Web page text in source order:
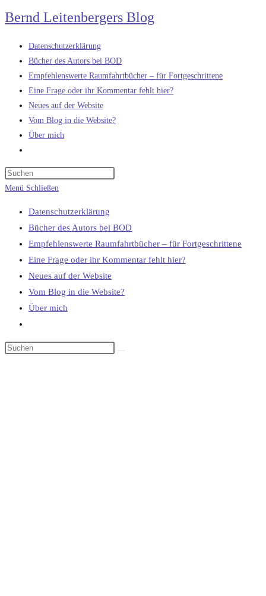
Zum
Inhalt
springen
Bernd Leitenbergers Blog
Datenschutzerklärung
Bücher des Autors bei BOD
Empfehlenswerte Raumfahrtbücher – für Fortgeschrittene
Eine Frage oder ihr Kommentar fehlt hier?
Neues auf der Website
Vom Blog in die Website?
Über mich
umschalten
Menü Schließen
Datenschutzerklärung
Bücher des Autors bei BOD
Empfehlenswerte Raumfahrtbücher – für Fortgeschrittene
Eine Frage oder ihr Kommentar fehlt hier?
Neues auf der Website
Vom Blog in die Website?
Über mich
umschalten